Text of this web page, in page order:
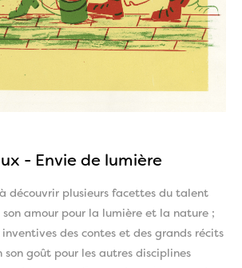
- Envie de lumière
à découvrir plusieurs facettes du talent
son amour pour la lumière et la nature ;
des contes et des grands récits
son goût pour les autres disciplines